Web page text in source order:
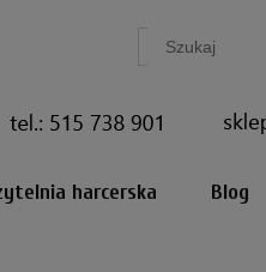
harcerska Blog